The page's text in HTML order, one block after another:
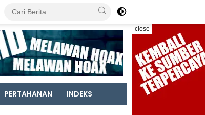
close
PERTAHANAN INDEKS